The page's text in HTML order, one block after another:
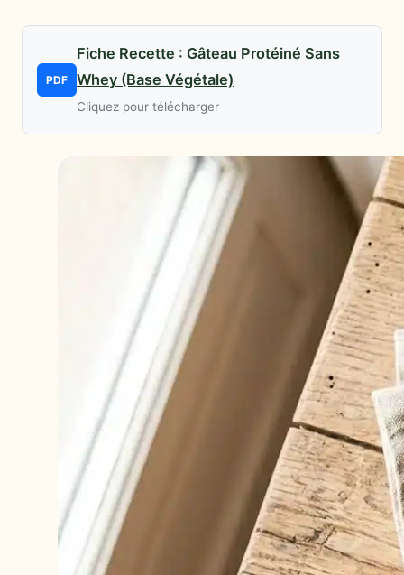
PDF
Fiche Recette : Gâteau Protéiné Sans
Whey (Base Végétale)
Cliquez pour télécharger